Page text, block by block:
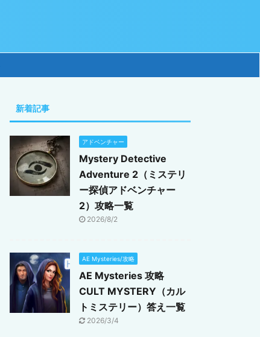
新着記事
アドベンチャー
Mystery Detective
Adventure 2（ミステリ
ー探偵アドベンチャー
2）攻略一覧
2026/8/2
AE Mysteries/攻略
AE Mysteries 攻略
CULT MYSTERY（カル
トミステリー）答え一覧
2026/3/4